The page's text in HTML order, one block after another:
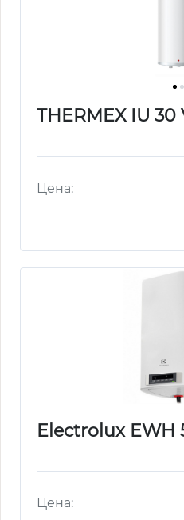
THERMEX IU 30
Цена:
Electrolux EWH
Цена: